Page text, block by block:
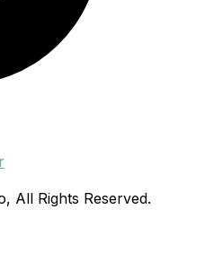
All Rights Reserved.